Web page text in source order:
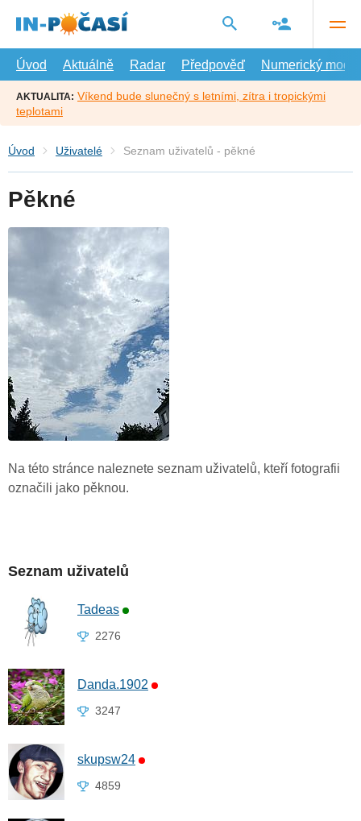
hlavní
Úvod
Aktuálně Radar Předpověď Numerický model
AKTUALITA: Víkend bude slunečný s letními, zítra i tropickými
teplotami
Úvod Uživatelé Seznam uživatelů - pěkné
Pěkné
Na této stránce naleznete seznam uživatelů, kteří fotografii
označili jako pěknou.
Seznam uživatelů
Tadeas
2276
Danda.1902
3247
skupsw24
4859